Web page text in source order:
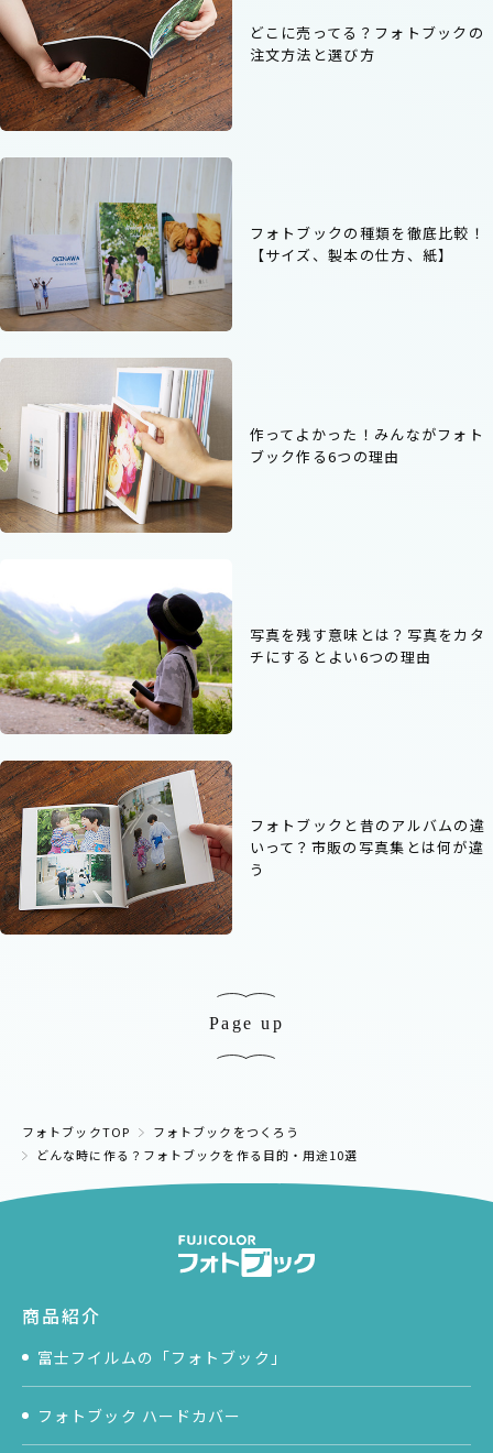
どこに売ってる？フォトブックの
注文方法と選び方
フォトブックの種類を徹底比較！
【サイズ、製本の仕方、紙】
作ってよかった！みんながフォト
ブック作る6つの理由
写真を残す意味とは？写真をカタ
チにするとよい6つの理由
フォトブックと昔のアルバムの違
いって？市販の写真集とは何が違
う
フォトブックTOP
フォトブックをつくろう
どんな時に作る？フォトブックを作る目的・用途10選
Page up
商品紹介
富士フイルムの「フォトブック」
フォトブック ハードカバー